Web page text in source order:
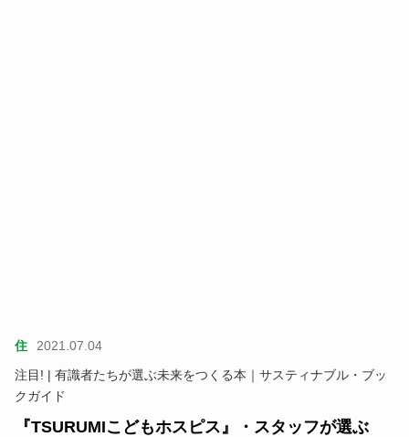
住
2021.07.04
注目! | 有識者たちが選ぶ未来をつくる本｜サスティナブル・ブッ
クガイド
『TSURUMIこどもホスピス』・スタッフが選ぶ